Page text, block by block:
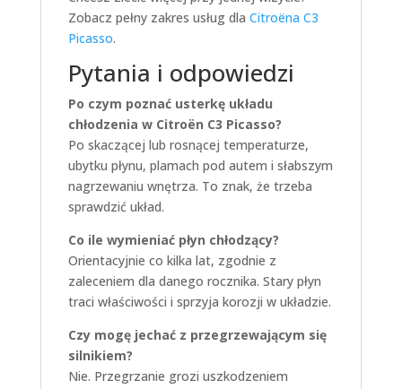
Zobacz pełny zakres usług dla Citroëna C3
Picasso.
Pytania i odpowiedzi
Po czym poznać usterkę układu
chłodzenia w Citroën C3 Picasso?
Po skaczącej lub rosnącej temperaturze,
ubytku płynu, plamach pod autem i słabszym
nagrzewaniu wnętrza. To znak, że trzeba
sprawdzić układ.
Co ile wymieniać płyn chłodzący?
Orientacyjnie co kilka lat, zgodnie z
zaleceniem dla danego rocznika. Stary płyn
traci właściwości i sprzyja korozji w układzie.
Czy mogę jechać z przegrzewającym się
silnikiem?
Nie. Przegrzanie grozi uszkodzeniem